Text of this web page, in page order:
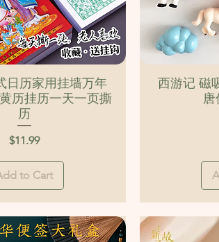
Quick View
日历家用挂墙万年
历挂历一天一页撕
历
Price
$11.99
to Cart
西游记 磁
唐